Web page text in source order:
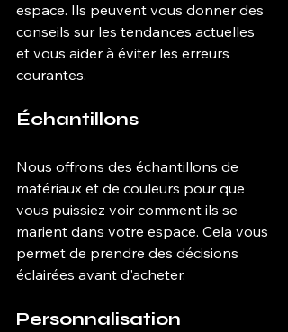
espace. Ils peuvent vous donner des
conseils sur les tendances actuelles
et vous aider à éviter les erreurs
courantes.
Échantillons
Nous offrons des échantillons de
matériaux et de couleurs pour que
vous puissiez voir comment ils se
marient dans votre espace. Cela vous
permet de prendre des décisions
éclairées avant d'acheter.
Personnalisation